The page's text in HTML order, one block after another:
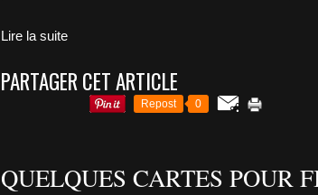
Lire la suite
PARTAGER CET ARTICLE
Repost 0
QUELQUES CARTES POUR